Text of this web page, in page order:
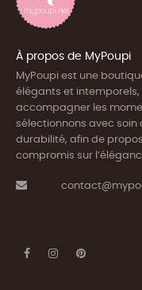
À propos de MyPoupi
MyPoupi est une
élégants et
accompagner les
sélectionnons avec soin
durabilité, afin de
compromis sur